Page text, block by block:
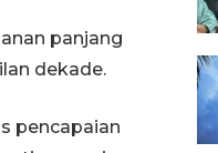
panjang
dekade.
pencapaian